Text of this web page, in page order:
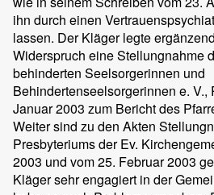
ihn durch einen
lassen. Der Kläger legte
Widerspruch eine Stellungnahme
behinderten Seelsorgerinnen und
Behindertenseelsorgerinnen e. V.,
Januar 2003 zum Bericht des
Weiter sind zu den Akten
Presbyteriums der Ev.
2003 und vom 25. Februar 2003
Kläger sehr engagiert in der